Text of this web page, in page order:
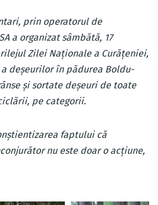
prin operatorul de
a organizat sâmbătă, 17
Zilei Naționale a Curățeniei,
deșeurilor în pădurea Boldu-
și sortate deșeuri de toate
pe categorii.
faptului că
nu este doar o acțiune,